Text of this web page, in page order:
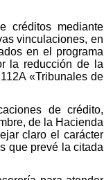
créditos mediante
vinculaciones, en
en el programa
la reducción de la
«Tribunales de
de crédito,
de la Hacienda
claro el carácter
que prevé la citada